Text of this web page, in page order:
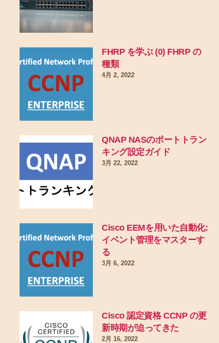
FHRP を学ぶ (0) FHRP の
種類
4月 2, 2022
QNAP NASのポートトラン
キング設定ガイド
3月 22, 2022
Cisco EEMを用いた自動化:
イベント管理をマスターす
る
3月 6, 2022
Cisco 認定資格 CCNP の更
新時期が迫ってきた
2月 16, 2022